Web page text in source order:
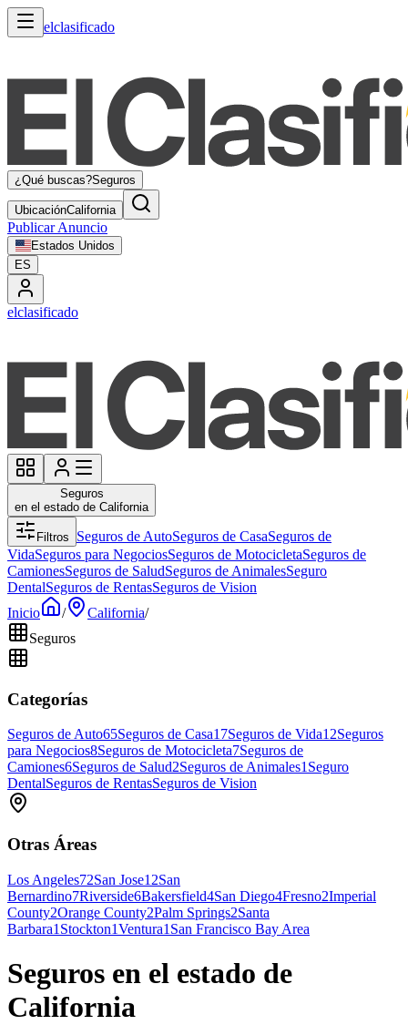
elclasificado
¿Qué buscas?Seguros
UbicaciónCalifornia
Publicar Anuncio
Estados Unidos
ES
elclasificado
Seguros
en el estado de California
Filtros Seguros de AutoSeguros de CasaSeguros de
VidaSeguros para NegociosSeguros de MotocicletaSeguros de
CamionesSeguros de SaludSeguros de AnimalesSeguro
DentalSeguros de RentasSeguros de Vision
Inicio
/ California/
Seguros
Categorías
Seguros de Auto65Seguros de Casa17Seguros de Vida12Seguros
para Negocios8Seguros de Motocicleta7Seguros de
Camiones6Seguros de Salud2Seguros de Animales1Seguro
DentalSeguros de RentasSeguros de Vision
Otras Áreas
Los Angeles72San Jose12San
Bernardino7Riverside6Bakersfield4San Diego4Fresno2Imperial
County2Orange County2Palm Springs2Santa
Barbara1 Stockton1Ventura1 San Francisco Bay Area
Seguros en el estado de
California